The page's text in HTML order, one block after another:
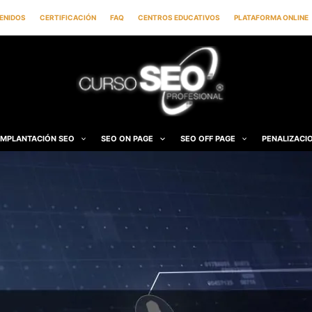
CERTIFICACIÓN FAQ CENTROS EDUCATIVOS PLATAFORMA ONLINE
SEO SEO ON PAGE SEO OFF PAGE